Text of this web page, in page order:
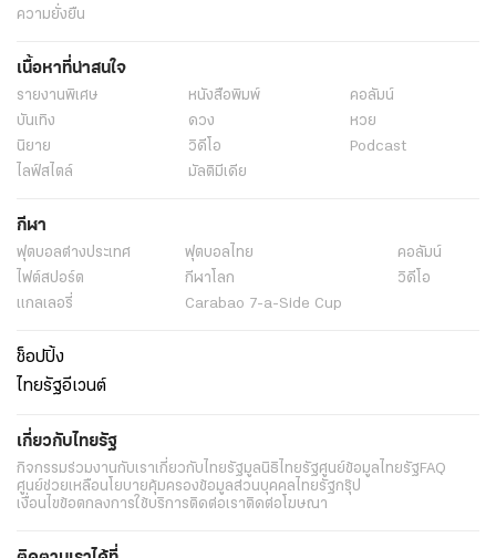
ความยั่งยืน
เนื้อหาที่น่าสนใจ
รายงานพิเศษ หนังสือพิมพ์
คอลัมน์
บันเทิง
ดวง
หวย
นิยาย
วิดีโอ
Podcast
ไลฟ์สไตล์
มัลติมีเดีย
กีฬา
ฟุตบอลต่่างประเทศ ฟุตบอลไทย
คอลัมน์
ไฟต์สปอร์ต
กีฬาโลก
วิดีโอ
แกลเลอรี่
Carabao 7-a-Side Cup
ช็อปปิ้ง
ไทยรัฐอีเวนต์
เกี่ยวกับไทยรัฐ
กิจกรรมร่วมงานกับเราเกี่ยวกับไทยรัฐมูลนิธิไทยรัฐศูนย์ข้อมูลไทยรัฐFAQ
ศูนย์ช่วยเหลือนโยบายคุ้มครองข้อมูลส่วนบุคคลไทยรัฐกรุ๊ป
เงื่อนไขข้อตกลงการใช้บริการติดต่อเราติดต่อโฆษณา